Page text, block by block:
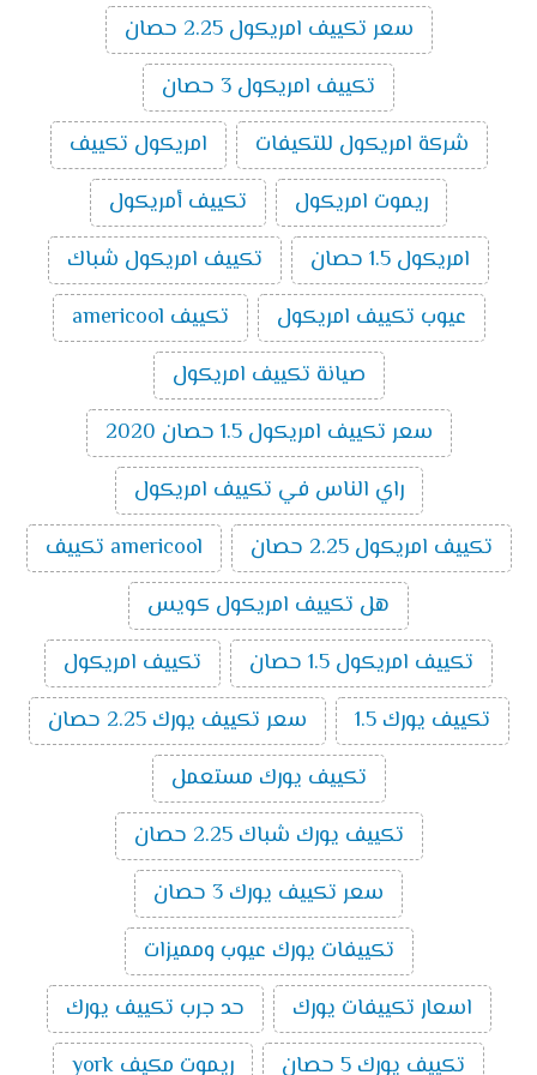
تكييف ميديا ميشن بارد ساخن انفرتر 3 حصان
14500 جنية
اسعار تكييف ميديا اسبليت ارضي
سقفي بارد ساخن2024
سعر تكييف ميديا اسبليت ارضي سقفي 2.25
حصان بارد ساخن10000
سعر تكييف ميديا اسبليت ارضي سقفي 3 حصان
بارد ساخن11800
سعر تكييف ميديا اسبليت ارضي سقفي 4 حصان
بارد ساخن16200
بارد ساخن18300
تكييفات ميديا
تُعد تكييفات ميديا من ماركات التكييف المتميزة التي تتوفر
بالأسواق ومن أهم مميزاتها سعرها المناسب ومن أهم ما
يميز تكييفات ميديا الآتي:
الذكاء الصناعي:تُعتبر تكييفات ميديا من أفضل
ماركات التكييف الذكية حيث أن بعض الموديلات التي
تصدر منه تمتلك إمكانية الاتصال بالواي فاي والتي
تسمح بالتحكم فيه من خارج المنزل.
خاصية البلازما: تنقي هذه الخاصية الموجودة في عدد
من موديلات تكييفات ميديا الهواء من الروائح الغير
مرغوب فيها.
فلاتر ضد البيكتريا:يتم تزويد تكييفات ميديا بفلاتر لا
تسمح بتكون البكتريا داخل جهاز التكييف وتلك
الخاصية تُعد من أحدث التقنيات وأهمها حيث أنها تحد
من انتشار الفيروسات المسببة للعدوى.
خاصية التتبع:يتوفر في تكييفات ميديا خاصية التتبع
حيث يمتلك التكييف حساسات تستشعر موضع
المستخدم داخل الغرفة فتقوم بتوجيه الهواء الصادر
منها نحوه وهذه الحساسات موجودة في ريموت
التكييف.
سعر تكييف امريكول 2.25 حصان
تكييف امريكول 3 حصان
شركة امريكول للتكيفات
امريكول تكييف
ريموت امريكول
تكييف أمريكول
امريكول 1.5 حصان
تكييف امريكول شباك
عيوب تكييف امريكول
تكييف americool
صيانة تكييف امريكول
سعر تكييف امريكول 1.5 حصان 2020
راي الناس في تكييف امريكول
تكييف امريكول 2.25 حصان
americool تكييف
هل تكييف امريكول كويس
تكييف امريكول 1.5 حصان
تكييف امريكول
تكييف يورك 1.5
سعر تكييف يورك 2.25 حصان
تكييف يورك مستعمل
تكييف يورك شباك 2.25 حصان
سعر تكييف يورك 3 حصان
تكييفات يورك عيوب ومميزات
اسعار تكييفات يورك
حد جرب تكييف يورك
تكييف يورك 5 حصان
ريموت مكيف york